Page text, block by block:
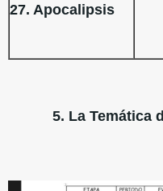
27. Apocalipsis
5. La Temática